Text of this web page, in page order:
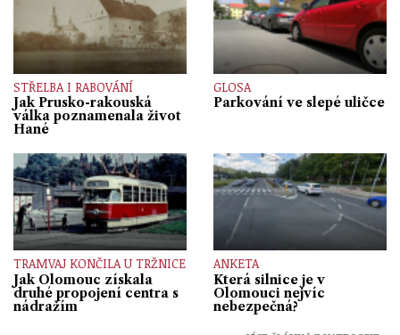
STŘELBA I RABOVÁNÍ
Jak Prusko-rakouská
válka poznamenala život
Hané
GLOSA
Parkování ve slepé uličce
TRAMVAJ KONČILA U TRŽNICE
Jak Olomouc získala
druhé propojení centra s
nádražím
ANKETA
Která silnice je v
Olomouci nejvíc
nebezpečná?